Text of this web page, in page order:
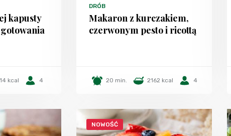
kapusty
gotowania
kcal 4
DRÓB
Makaron z kurczakiem,
czerwonym pesto i ricottą
20 min. 2162 kcal 4
NOWOŚĆ